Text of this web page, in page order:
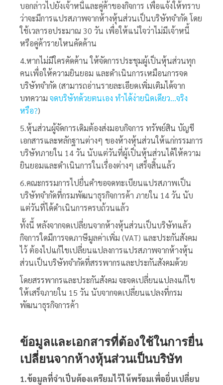
บอกล่าวไปยังเจ้าหนี้และคู่ค้าของกิจการ เพื่อแจ้งให้ทราบ
ว่าจะมีการแปรสภาพจากห้างหุ้นส่วนเป็นบริษัทจำกัด โดย
ใช้เวลารอประมาณ 30 วัน เพื่อให้แน่ใจว่าไม่มีเจ้าหนี้
หรือคู่ค้ารายไหนคัดค้าน
4.หากไม่มีใครคัดค้าน ให้จัดการประชุมผู้เป็นหุ้นส่วนทุก
คนเพื่อให้ความยินยอม และดำเนินการเหมือนการจด
บริษัทจำกัด (สามารถอ่านรายละเอียดเพิ่มเติมได้จาก
บทความ จดบริษัทด้วยตนเอง ทำได้ง่ายนิดเดียว…จริง
หรือ?)
5.หุ้นส่วนผู้จัดการเดิมต้องส่งมอบกิจการ ทรัพย์สิน บัญชี
เอกสารและหลักฐานต่างๆ ของห้างหุ้นส่วนให้แก่กรรมการ
บริษัทภายใน 14 วัน นับแต่วันที่ผู้เป็นหุ้นส่วนได้ให้ความ
ยินยอมและดำเนินการในเรื่องต่างๆ เสร็จสิ้นแล้ว
6.คณะกรรมการไปยื่นคำขอจดทะเบียนแปรสภาพเป็น
บริษัทจำกัดที่กรมพัฒนาธุรกิจการค้า ภายใน 14 วัน นับ
แต่วันที่ได้ดำเนินการครบถ้วนแล้ว
ทั้งนี้ หลังจากจดเปลี่ยนจากห้างหุ้นส่วนเป็นบริษัทแล้ว
กิจการใดมีการจดภาษีมูลค่าเพิ่ม (VAT) และประกันสังคม
ไว้ ต้องไปแก้ไขเปลี่ยนแปลงการแปรสภาพจากห้างหุ้น
ส่วนเป็นบริษัทจำกัดที่สรรพากรและประกันสังคมด้วย
โดยสรรพากรและประกันสังคม จะจดเปลี่ยนแปลงแก้ไข
ให้เสร็จภายใน 15 วัน นับจากจดเปลี่ยนแปลงที่กรม
พัฒนาธุรกิจการค้า
ข้อมูลและเอกสารที่ต้องใช้ในการยื่น
เปลี่ยนจากห้างหุ้นส่วนเป็นบริษัท
1.ข้อมูลที่จำเป็นต้องเตรียมไว้ให้พร้อมเพื่อยื่นเปลี่ยน